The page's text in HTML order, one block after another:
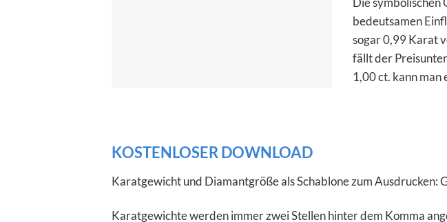
bedeutsamen
sogar 0,99 Karat
fällt der
1,00 ct. kann man
KOSTENLOSER DOWNLOAD
Karatgewicht und Diamantgröße alsSchablone zum Ausdrucken:
Karatgewichte werden immer zwei Stellen hinter dem Komma